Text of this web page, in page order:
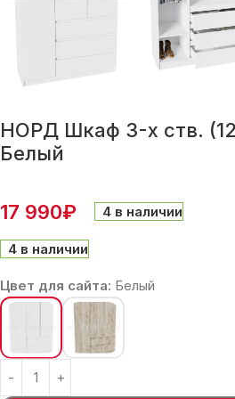
НОРД Шкаф 3-х ств.
Белый
17 990₽ 4 в наличии
4 в наличии
Цвет для сайта: Белый